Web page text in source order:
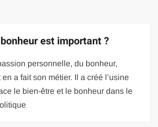
est important ?
personnelle, du bonheur,
a fait son métier. Il a créé l’usine
le bien-être et le bonheur dans le